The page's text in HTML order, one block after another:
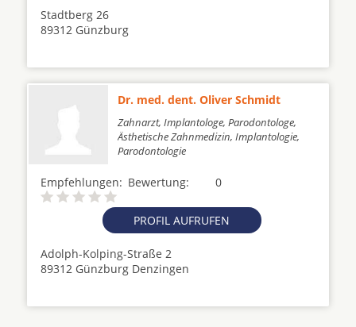
Stadtberg 26
89312 Günzburg
Dr. med. dent. Oliver Schmidt
Zahnarzt, Implantologe, Parodontologe,
Ästhetische Zahnmedizin, Implantologie,
Parodontologie
Empfehlungen: 0
Bewertung:
PROFIL AUFRUFEN
Adolph-Kolping-Straße 2
89312 Günzburg Denzingen